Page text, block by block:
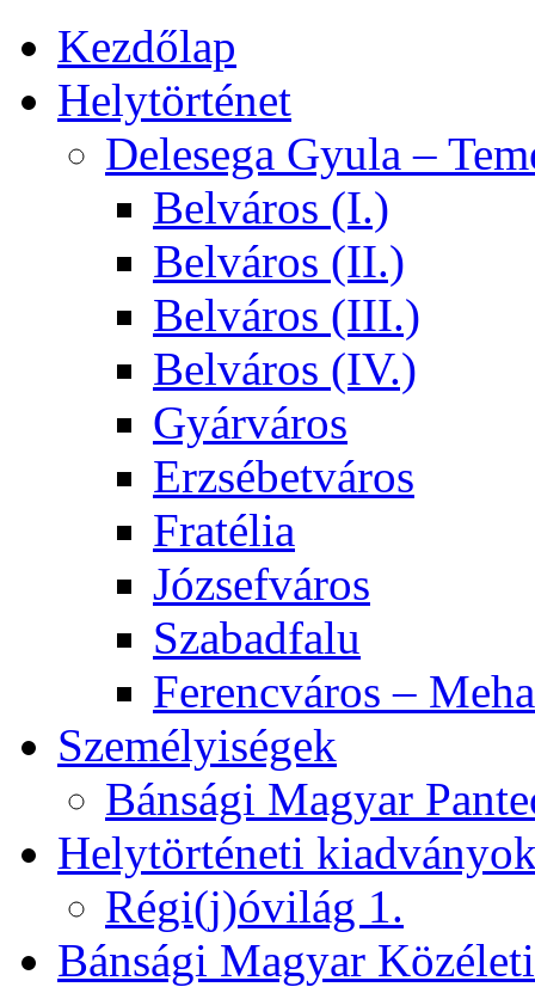
Kezdőlap
Helytörténet
Delesega Gyula –
Belváros (I.)
Belváros (II.)
Belváros (III.)
Belváros (IV.)
Gyárváros
Erzsébetváros
Fratélia
Józsefváros
Szabadfalu
Ferencváros –
Személyiségek
Bánsági Magyar
Helytörténeti
Régi(j)óvilág 1.
Bánsági Magyar